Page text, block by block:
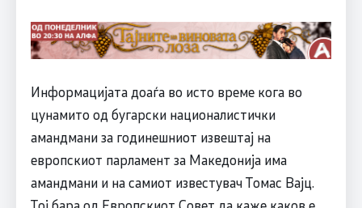
Информацијата доаѓа во исто време кога во
цунамито од бугарски националистички
амандмани за годинешниот извештај на
европскиот парламент за Македонија има
амандмани и на самиот известувач Томас Вајц.